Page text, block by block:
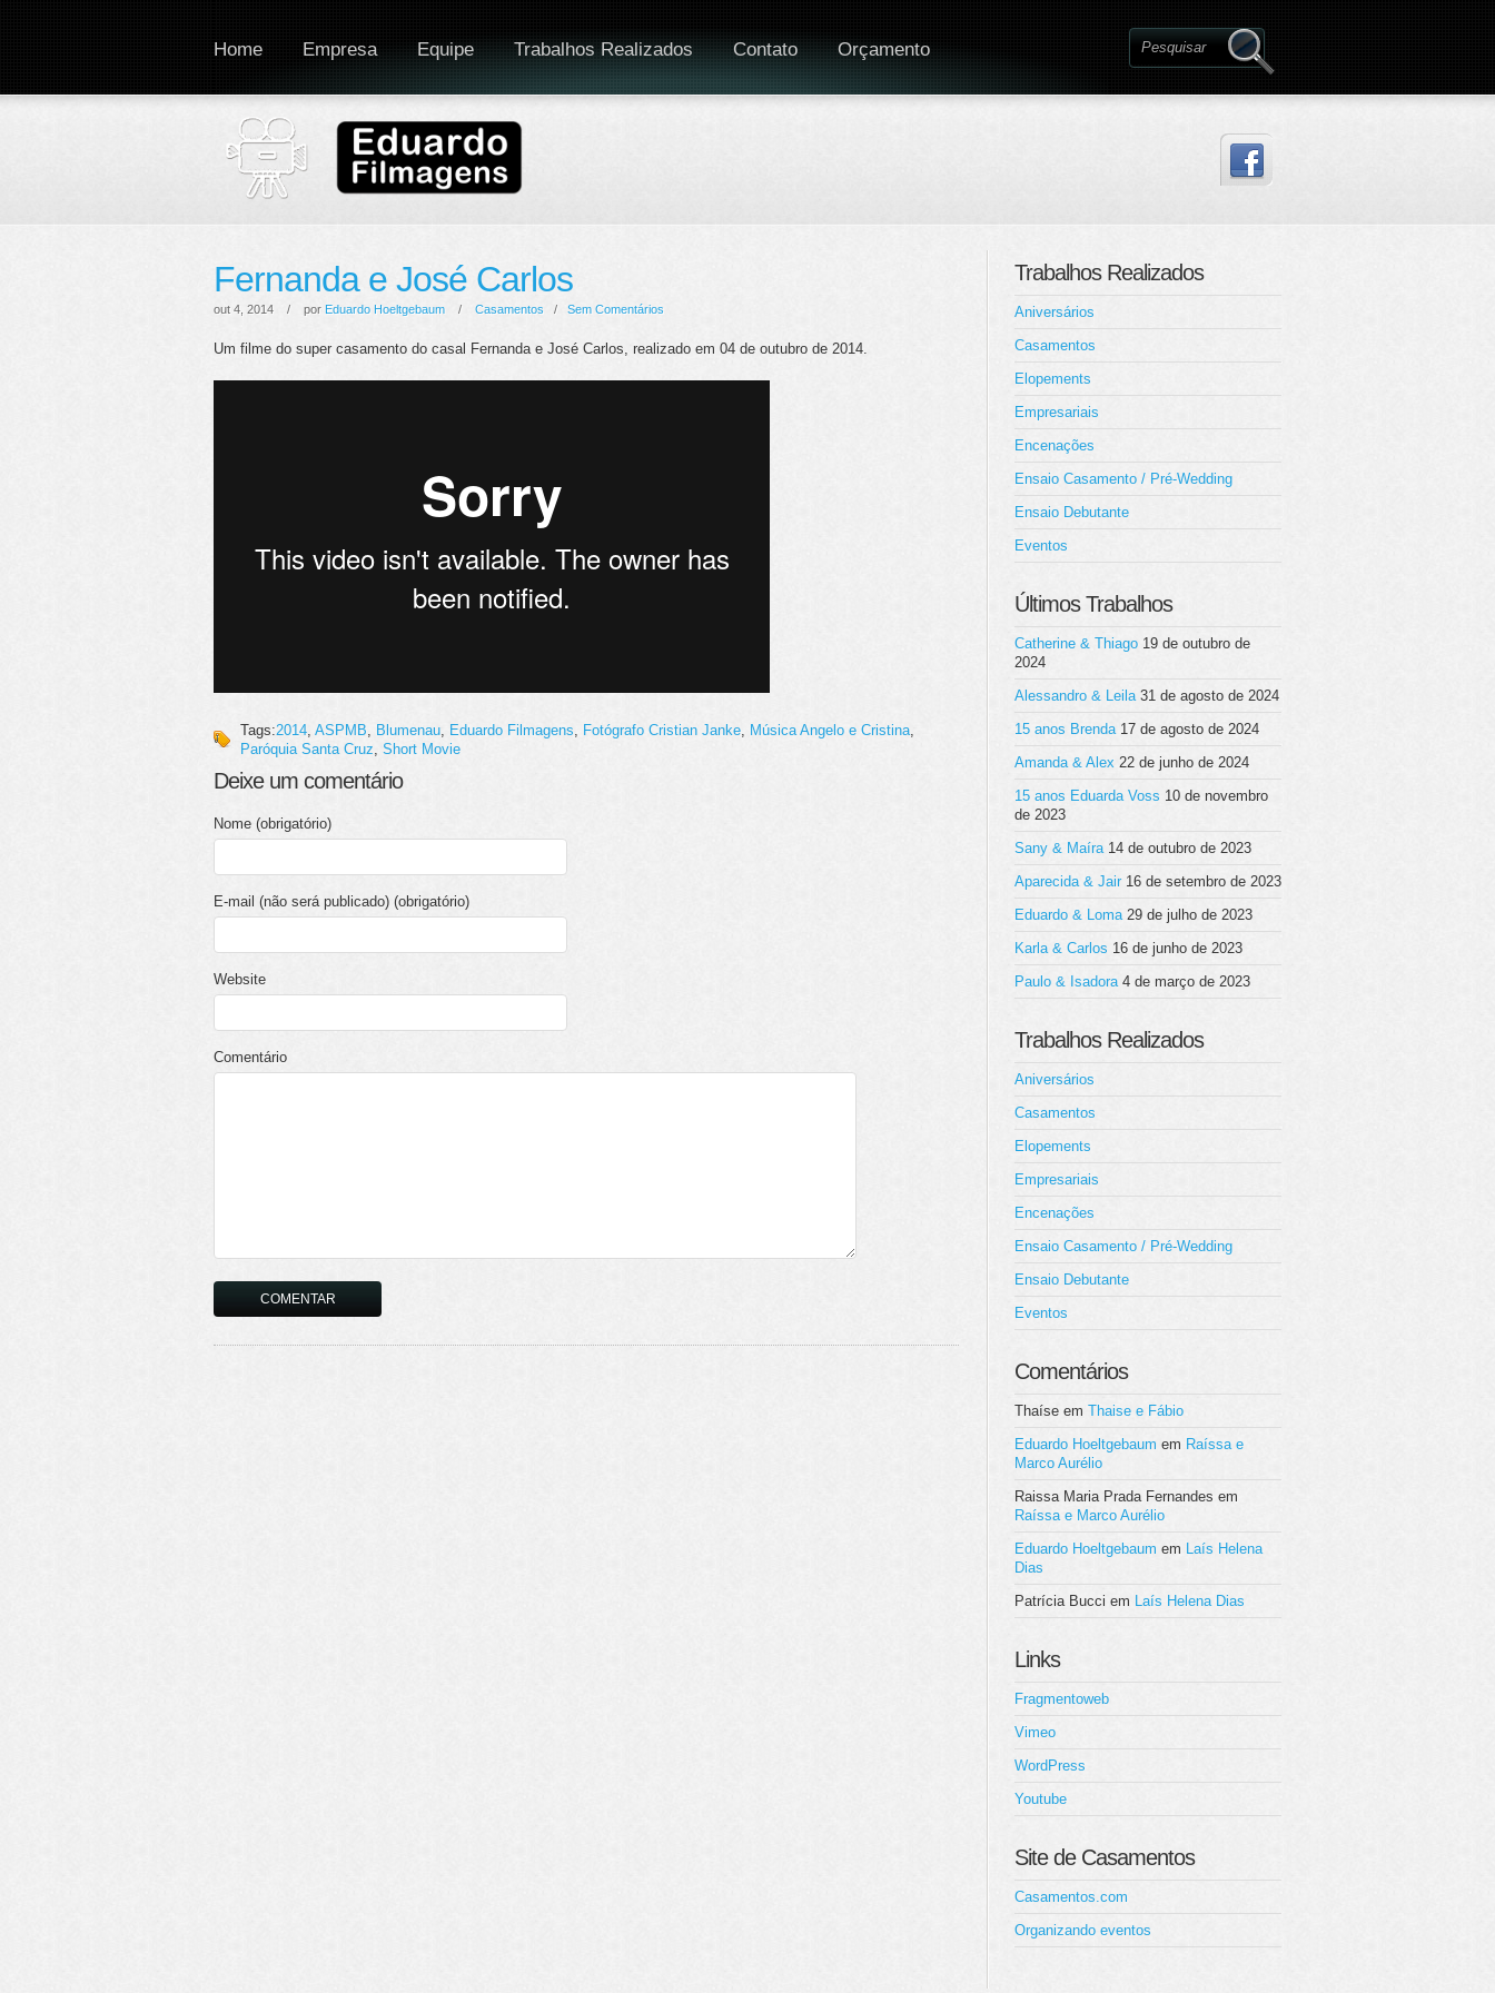
Home Empresa Equipe Trabalhos Realizados Contato Orçamento
Fernanda e José Carlos
out 4, 2014 / por Eduardo Hoeltgebaum / Casamentos / Sem Comentários
Um filme do super casamento do casal Fernanda e José Carlos, realizado em 04 de outubro de 2014.
Tags:2014 ASPMB Blumenau Eduardo Filmagens Fotógrafo Cristian Janke Música Angelo e Cristina
Paróquia Santa Cruz Short Movie
Deixe um comentário
Nome (obrigatório)
E-mail (não será publicado) (obrigatório)
Website
Comentário
Trabalhos Realizados
Aniversários
Casamentos
Elopements
Empresariais
Encenações
Ensaio Casamento / Pré-Wedding
Ensaio Debutante
Eventos
Últimos Trabalhos
Catherine & Thiago 19 de outubro de
2024
Alessandro & Leila 31 de agosto de 2024
15 anos Brenda 17 de agosto de 2024
Amanda & Alex 22 de junho de 2024
15 anos Eduarda Voss 10 de novembro
de 2023
Sany & Maíra 14 de outubro de 2023
Aparecida & Jair 16 de setembro de 2023
Eduardo & Loma 29 de julho de 2023
Karla & Carlos 16 de junho de 2023
Paulo & Isadora 4 de março de 2023
Trabalhos Realizados
Aniversários
Casamentos
Elopements
Empresariais
Encenações
Ensaio Casamento / Pré-Wedding
Ensaio Debutante
Eventos
Comentários
Thaíse em Thaise e Fábio
Eduardo Hoeltgebaum em Raíssa e
Marco Aurélio
Raissa Maria Prada Fernandes em
Raíssa e Marco Aurélio
Eduardo Hoeltgebaum em Laís Helena
Dias
Patrícia Bucci em Laís Helena Dias
Links
Fragmentoweb
Vimeo
WordPress
Youtube
Site de Casamentos
Casamentos.com
Organizando eventos